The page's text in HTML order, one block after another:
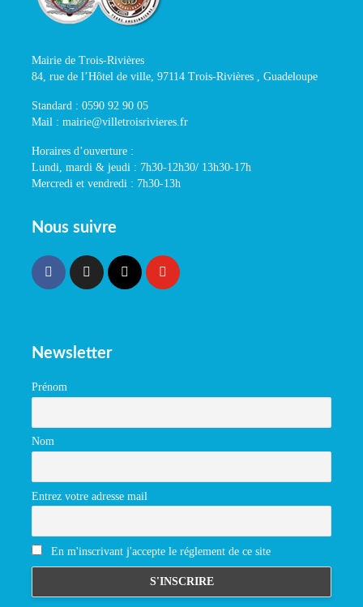
Mairie de Trois-Rivières
84, rue de l’Hôtel de ville, 97114 Trois-Rivières , Guadeloupe
Standard : 0590 92 90 05
Mail : mairie@villetroisrivieres.fr
Horaires d’ouverture :
Lundi, mardi & jeudi : 7h30-12h30/ 13h30-17h
Mercredi et vendredi : 7h30-13h
Nous suivre
Newsletter
Prénom
Nom
Entrez votre adresse mail
En m'inscrivant j'accepte le réglement de ce site